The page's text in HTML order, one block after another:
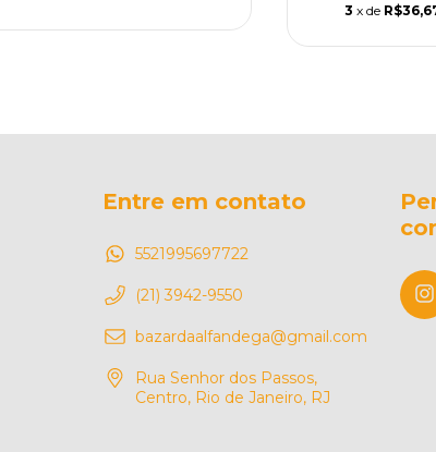
3 x de
Entre em contato
5521995697722
(21) 3942-9550
bazardaalfandega@gmail.com
Rua Senhor dos Passos,
Centro, Rio de Janeiro, RJ